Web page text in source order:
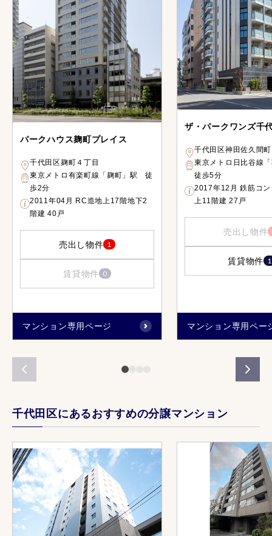
パークハウス麹町プレイス
千代田区麹町４丁目
東京メトロ有楽町線「麹町」駅 徒
歩2分
2011年04月 RC造地上17階地下2
階建 40戸
売出し物件 1
賃貸物件 0
マンション専用ページ
ザ・パークワンズ千
千代田区神田佐久間
東京メトロ日比谷線
徒歩5分
2017年12月 鉄筋コ
上11階建 27戸
売出し物件
賃貸物件 1
マンション専用ペー
千代田区にあるおすすめの分譲マンション